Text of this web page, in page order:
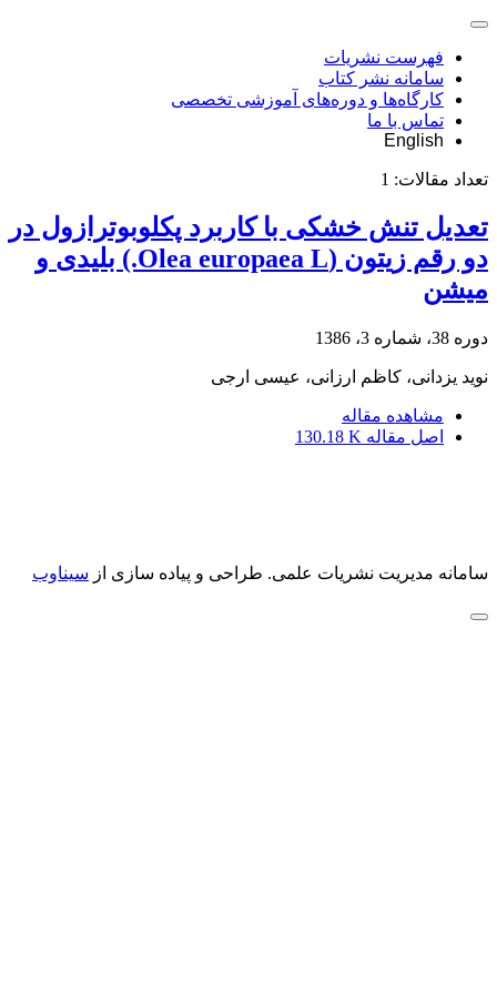
فهرست نشریات
سامانه نشر کتاب
کارگاه‌ها و دوره‌های آموزشی تخصصی
تماس با ما
English
تعداد مقالات: 1
تعدیل تنش خشکی با کاربرد پکلوبوترازول در
دو رقم زیتون (Olea europaea L.) بلیدی و
میشن
دوره 38، شماره 3، 1386
نوید یزدانی، کاظم ارزانی، عیسی ارجی
مشاهده مقاله
اصل مقاله 130.18 K
سامانه مدیریت نشریات علمی. طراحی و پیاده سازی از سیناوب